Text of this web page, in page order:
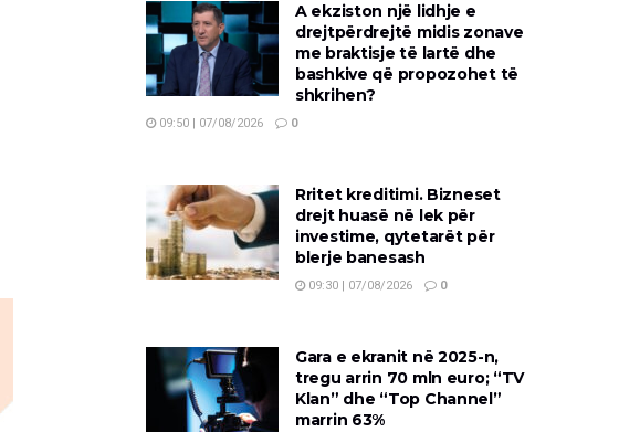
A ekziston një lidhje e
drejtpërdrejtë midis zonave
me braktisje të lartë dhe
bashkive që propozohet të
shkrihen?
09:50 | 07/08/2026 0
Rritet kreditimi. Bizneset
drejt huasë në lek për
investime, qytetarët për
blerje banesash
09:30 | 07/08/2026 0
Gara e ekranit në 2025-n,
tregu arrin 70 mln euro; “TV
Klan” dhe “Top Channel”
marrin 63%